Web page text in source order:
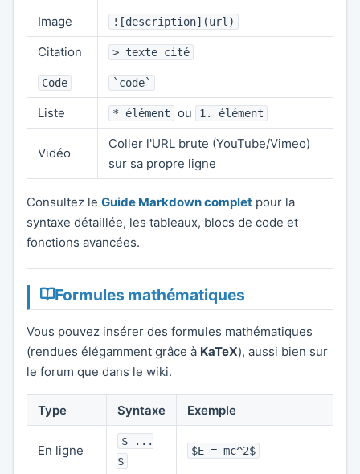
Image ![description](url)
Citation > texte cité
Code `code`
Liste * élément ou 1. élément
Vidéo
Coller l'URL brute (YouTube/Vimeo)
sur sa propre ligne
Consultez le Guide Markdown complet pour la
syntaxe détaillée, les tableaux, blocs de code et
fonctions avancées.
Formules mathématiques
Vous pouvez insérer des formules mathématiques
(rendues élégamment grâce à KaTeX), aussi bien sur
le forum que dans le wiki.
Type Syntaxe Exemple
En ligne
$ ...
$
$E = mc^2$